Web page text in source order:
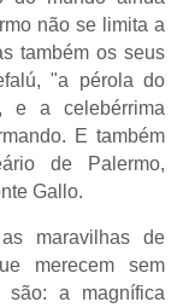
não se limita a
também os seus
"a pérola do
e a celebérrima
E também
de Palermo,
Gallo.
maravilhas de
merecem sem
são: a magnífica